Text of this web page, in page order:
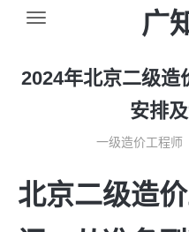
广
2024年北京二级造
安排
一级造价工程师
北京二级造